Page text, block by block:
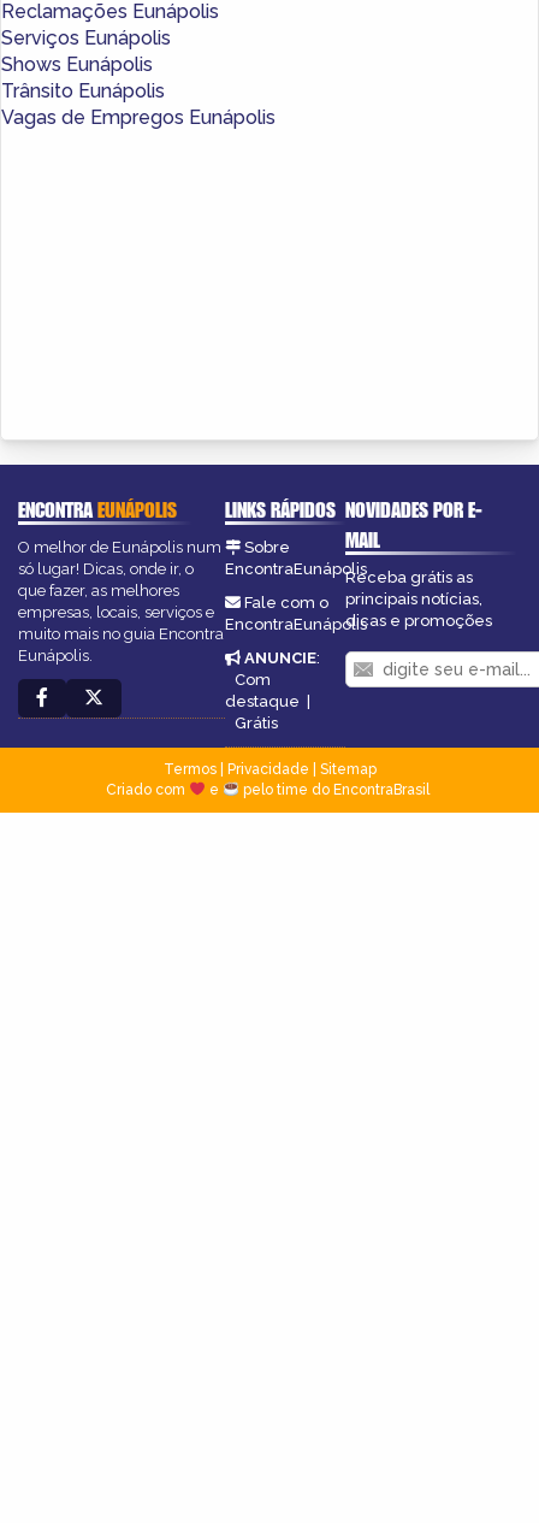
Reclamações Eunápolis
Serviços Eunápolis
Shows Eunápolis
Trânsito Eunápolis
Vagas de Empregos Eunápolis
ENCONTRAEUNÁPOLIS
O melhor de Eunápolis num
só lugar! Dicas, onde ir, o
que fazer, as melhores
empresas, locais, serviços e
muito mais no guia Encontra
Eunápolis.
LINKS RÁPIDOS
Sobre
EncontraEunápolis
Fale com o
EncontraEunápolis
ANUNCIE:
Com
destaque
Grátis
NOVIDADES POR E-
MAIL
Receba grátis as
principais notícias,
dicas e promoções
Termos| Privacidade
Sitemap
Criado com
e pelo time do EncontraBrasil